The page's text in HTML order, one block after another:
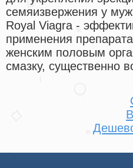
семяизвержения у
Royal Viagra -
применения
женским половым
смазку, существенно